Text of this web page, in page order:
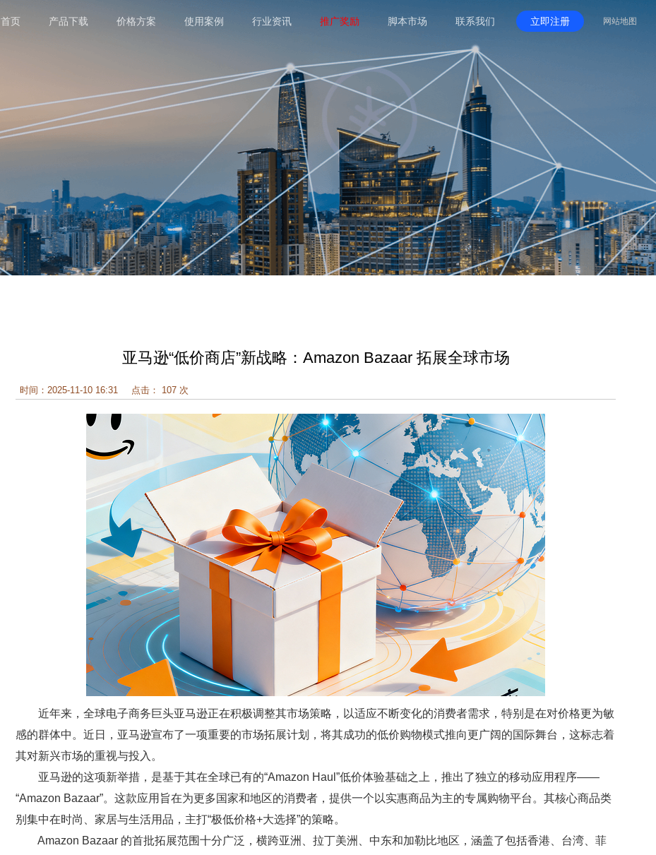
首页 产品下载 价格方案 使用案例 行业资讯 推广奖励 脚本市场 联系我们 立即注册 网站地图
亚马逊“低价商店”新战略：Amazon Bazaar 拓展全球市场
时间：2025-11-10 16:31 点击： 107 次
近年来，全球电子商务巨头亚马逊正在积极调整其市场策略，以适应不断变化的消费者需求，特别是在对价格更为敏
感的群体中。近日，亚马逊宣布了一项重要的市场拓展计划，将其成功的低价购物模式推向更广阔的国际舞台，这标志着
其对新兴市场的重视与投入。
亚马逊的这项新举措，是基于其在全球已有的“Amazon Haul”低价体验基础之上，推出了独立的移动应用程序——
“Amazon Bazaar”。这款应用旨在为更多国家和地区的消费者，提供一个以实惠商品为主的专属购物平台。其核心商品类
别集中在时尚、家居与生活用品，主打“极低价格+大选择”的策略。
Amazon Bazaar 的首批拓展范围十分广泛，横跨亚洲、拉丁美洲、中东和加勒比地区，涵盖了包括香港、台湾、菲